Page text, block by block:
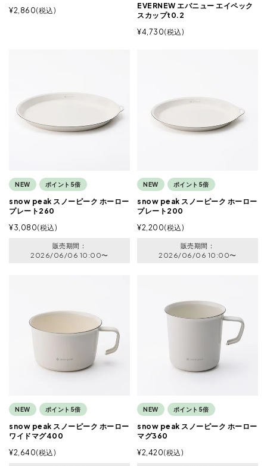
¥2,860 税込
EVERNEW エバニュー エイペック
スカップt0.2
¥4,730 税込
NEW ポイント5倍
snow peak スノーピーク ホーロー
プレート260
¥3,080 税込
販売期間
2026/06/06 10:00〜
NEW ポイント5倍
snow peak スノーピーク ホーロー
プレート200
¥2,200 税込
販売期間
2026/06/06 10:00〜
NEW ポイント5倍
snow peak スノーピーク ホーロー
ワイドマグ400
¥2,640 税込
NEW ポイント5倍
snow peak スノーピーク ホーロー
マグ360
¥2,420 税込